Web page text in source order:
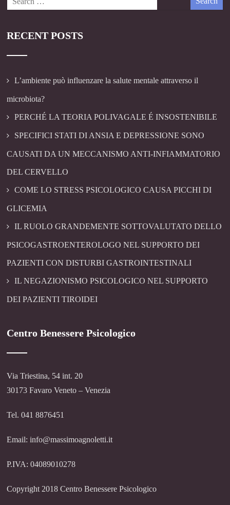
RECENT POSTS
L’ambiente può influenzare la salute mentale attraverso il
microbiota?
PERCHÉ LA TEORIA POLIVAGALE É INSOSTENIBILE
SPECIFICI STATI DI ANSIA E DEPRESSIONE SONO
CAUSATI DA UN MECCANISMO ANTI-INFIAMMATORIO
DEL CERVELLO
COME LO STRESS PSICOLOGICO CAUSA PICCHI DI
GLICEMIA
IL RUOLO GRANDEMENTE SOTTOVALUTATO DELLO
PSICOGASTROENTEROLOGO NEL SUPPORTO DEI
PAZIENTI CON DISTURBI GASTROINTESTINALI
IL NEGAZIONISMO PSICOLOGICO NEL SUPPORTO
DEI PAZIENTI TIROIDEI
Centro Benessere Psicologico
Via Triestina, 54 int. 20
30173 Favaro Veneto – Venezia
Tel. 041 8876451
Email: info@massimoagnoletti.it
P.IVA: 04089010278
Copyright 2018 Centro Benessere Psicologico